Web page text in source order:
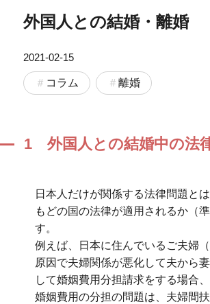
外国人との結婚・離婚
2021-02-15
コラム 離婚
1 外国人との結婚中の法
日本人だけが関係する法律問題と
もどの国の法律が適用されるか（
す。
例えば、日本に住んでいるご夫婦
原因で夫婦関係が悪化して夫から
して婚姻費用分担請求をする場合
婚姻費用の分担の問題は、夫婦間